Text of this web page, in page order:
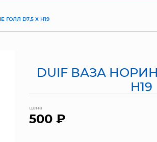
ГОЛЛ D7,5 Х H19
DUIF ВАЗА
H19
цена
500 ₽